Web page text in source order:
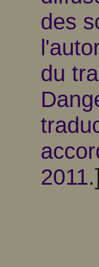
des
du
2011